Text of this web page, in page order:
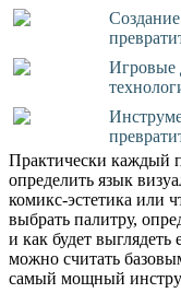
Игровые
Практически каждый
определить язык
комикс-эстетика или
выбрать палитру,
и как будет выглядеть
можно считать
самый мощный